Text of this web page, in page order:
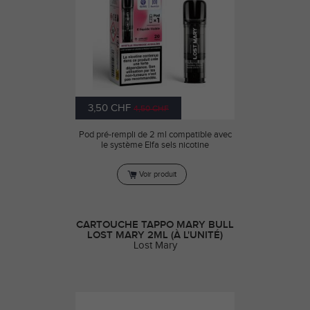
3,50 CHF 4,50 CHF
Pod pré-rempli de 2 ml compatible avec
le système Elfa sels nicotine
Voir produit
CARTOUCHE TAPPO MARY BULL
LOST MARY 2ML (À L'UNITÉ)
Lost Mary